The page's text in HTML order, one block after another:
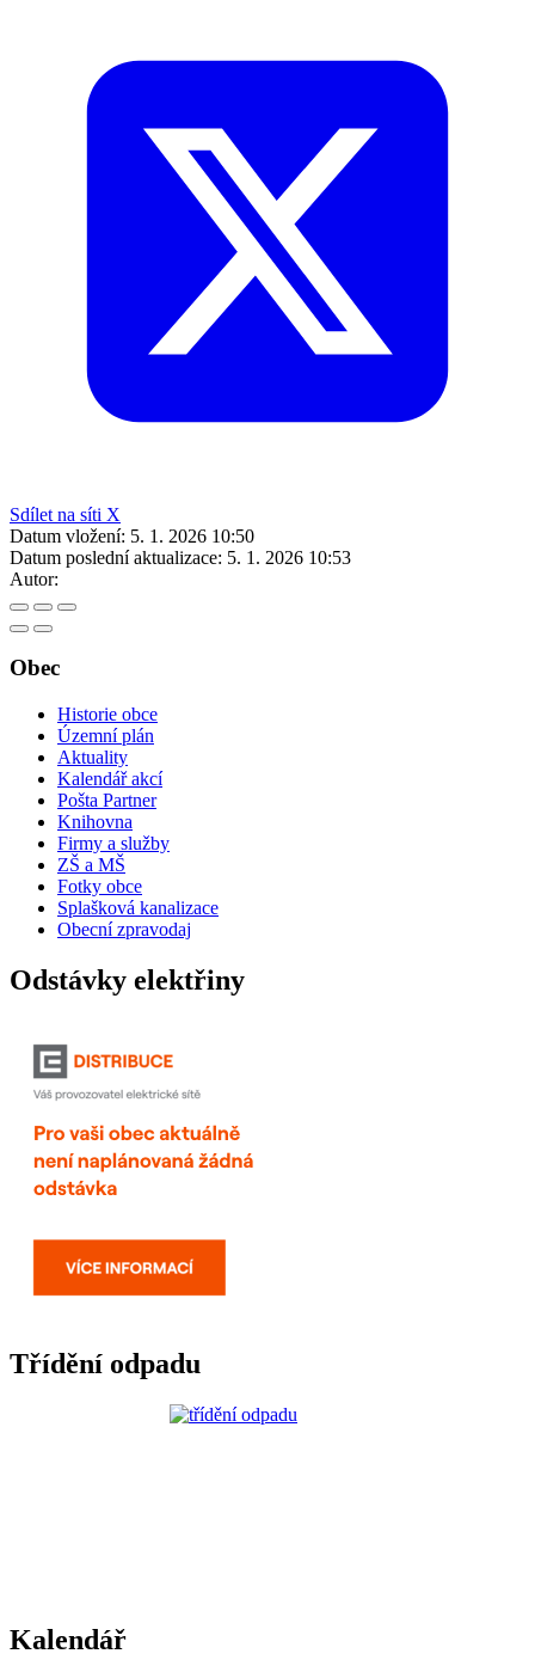
Sdílet na síti X
Datum vložení: 5. 1. 2026 10:50
Datum poslední aktualizace: 5. 1. 2026 10:53
Autor:
Obec
Historie obce
Územní plán
Aktuality
Kalendář akcí
Pošta Partner
Knihovna
Firmy a služby
ZŠ a MŠ
Fotky obce
Splašková kanalizace
Obecní zpravodaj
Odstávky elektřiny
Třídění odpadu
Kalendář